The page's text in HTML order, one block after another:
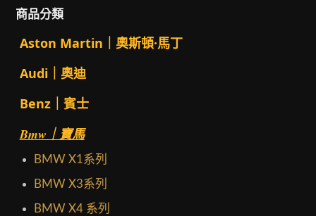
商品分類
Aston Martin｜奧斯頓·馬丁
Audi｜奧迪
Benz｜賓士
Bmw｜寶馬
BMW X1系列
BMW X3系列
BMW X4 系列